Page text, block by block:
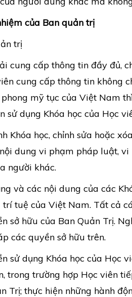
của Ban quản trị
trị
cung cấp thông tin đầy đủ,
cung cấp thông tin không
mỹ tục của Việt Nam
sử dụng Khóa học của Học
Khóa học, chỉnh sửa hoặc
dung vi phạm pháp luật,
người khác.
và các nội dung của các
tuệ của Việt Nam. Tất cả
sở hữu của Ban Quản Trị.
các quyền sở hữu trên.
sử dụng Khóa học của Học
trong trường hợp Học viên
Trị; thực hiện những hành